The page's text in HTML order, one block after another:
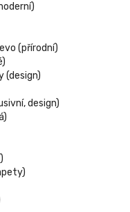
(přírodní)
(design)
design)